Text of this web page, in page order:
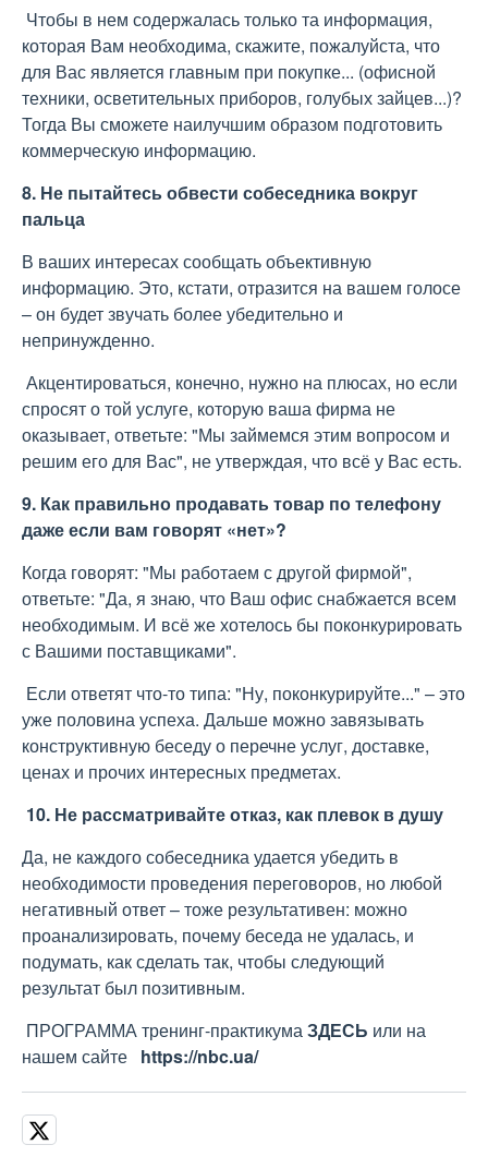
Чтобы в нем содержалась только та информация,
которая Вам необходима, скажите, пожалуйста, что
для Вас является главным при покупке... (офисной
техники, осветительных приборов, голубых зайцев...)?
Тогда Вы сможете наилучшим образом подготовить
коммерческую информацию.
8. Не пытайтесь обвести собеседника вокруг
пальца
В ваших интересах сообщать объективную
информацию. Это, кстати, отразится на вашем голосе
– он будет звучать более убедительно и
непринужденно.
Акцентироваться, конечно, нужно на плюсах, но если
спросят о той услуге, которую ваша фирма не
оказывает, ответьте: "Мы займемся этим вопросом и
решим его для Вас", не утверждая, что всё у Вас есть.
9. Как правильно продавать товар по телефону
даже если вам говорят «нет»?
Когда говорят: "Мы работаем с другой фирмой",
ответьте: "Да, я знаю, что Ваш офис снабжается всем
необходимым. И всё же хотелось бы поконкурировать
с Вашими поставщиками".
Если ответят что-то типа: "Ну, поконкурируйте..." – это
уже половина успеха. Дальше можно завязывать
конструктивную беседу о перечне услуг, доставке,
ценах и прочих интересных предметах.
10. Не рассматривайте отказ, как плевок в душу
Да, не каждого собеседника удается убедить в
необходимости проведения переговоров, но любой
негативный ответ – тоже результативен: можно
проанализировать, почему беседа не удалась, и
подумать, как сделать так, чтобы следующий
результат был позитивным.
ПРОГРАММА тренинг-практикумаЗДЕСЬ или на
нашем сайте https://nbc.ua/